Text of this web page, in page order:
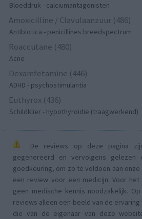
Bloeddruk - calciumantagonisten
Amoxicilline / Clavulaanzuur (486)
Antibiotica - penicillines breedspectrum
Roaccutane (480)
Acne
Dexamfetamine (446)
ADHD - psychostimulantia
Euthyrox (436)
Schildklier - hypothyroidie (traagwerkend)
De reviews op deze pagina
gegenereerd en vervolgens gelezen
goedkeuring, om zo te voldoen aan
een review voor een medicijn. Voor
geen medische kennis noodzakelijk.
reviews alleen een beeld van de
die van de eigenaar van deze